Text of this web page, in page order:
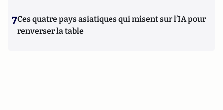
7Ces quatre pays asiatiques qui misent sur l’IA pour
renverser la table